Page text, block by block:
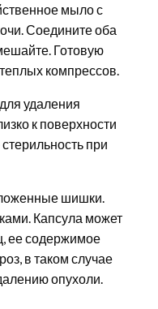
мыло с
Соедините оба
Готовую
компрессов.
удаления
к поверхности
при
шишки.
Капсула может
ее содержимое
в таком случае
опухоли.